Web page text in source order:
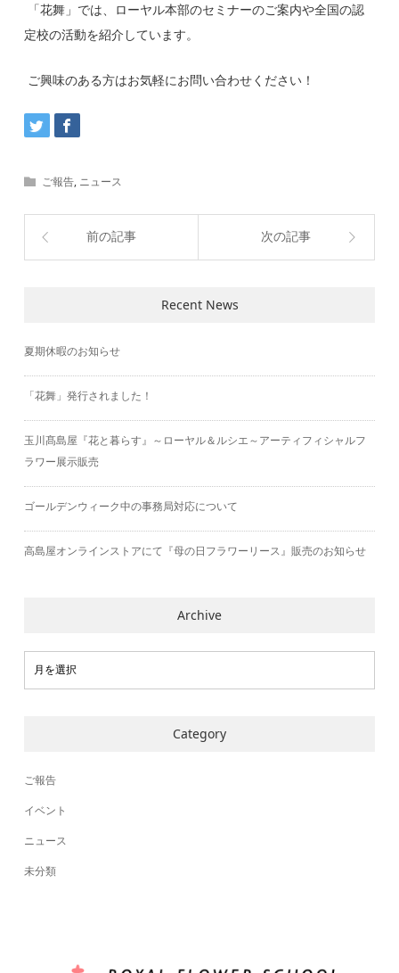
「花舞」では、ローヤル本部のセミナーのご案内や全国の認
定校の活動を紹介しています。
ご興味のある方はお気軽にお問い合わせください！
ご報告, ニュース
前の記事 次の記事
Recent News
夏期休暇のお知らせ
「花舞」発行されました！
玉川髙島屋『花と暮らす』～ローヤル＆ルシエ～アーティフィシャルフ
ラワー展示販売
ゴールデンウィーク中の事務局対応について
高島屋オンラインストアにて『母の日フラワーリース』販売のお知らせ
Archive
Category
ご報告
イベント
ニュース
未分類